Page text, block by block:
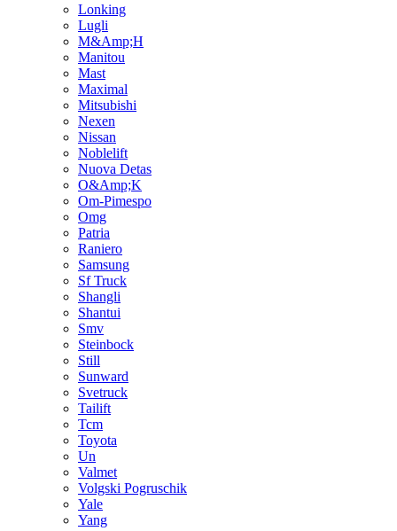
Lonking
Lugli
M&Amp;H
Manitou
Mast
Maximal
Mitsubishi
Nexen
Nissan
Noblelift
Nuova Detas
O&Amp;K
Om-Pimespo
Omg
Patria
Raniero
Samsung
Sf Truck
Shangli
Shantui
Smv
Steinbock
Still
Sunward
Svetruck
Tailift
Tcm
Toyota
Un
Valmet
Volgski Pogruschik
Yale
Yang